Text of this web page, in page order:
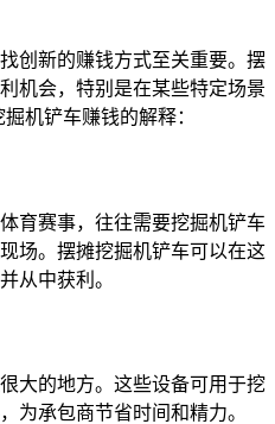
创新的赚钱方式至关重要。摆
机会，特别是在某些特定场景
机铲车赚钱的解释：
育赛事，往往需要挖掘机铲车
场。摆摊挖掘机铲车可以在这
从中获利。
大的地方。这些设备可用于挖
为承包商节省时间和精力。